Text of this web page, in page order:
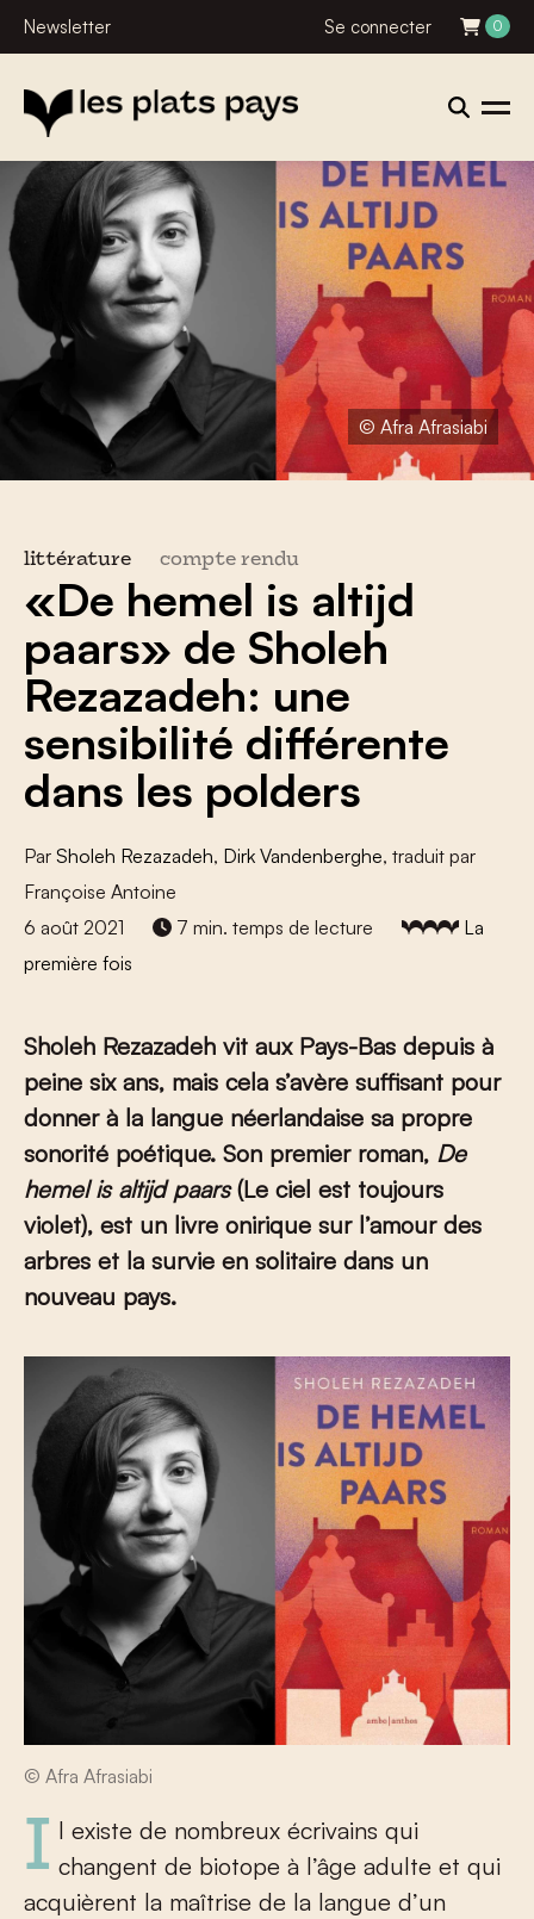
Newsletter Se connecter 0
© Afra Afrasiabi
littérature compte rendu
«De hemel is altijd
paars» de Sholeh
Rezazadeh: une
sensibilité différente
dans les polders
Par Sholeh Rezazadeh, Dirk Vandenberghe, traduit par
Françoise Antoine
6 août 2021
7 min. temps de lecture
La
première fois
Sholeh Rezazadeh vit aux Pays-Bas depuis à
peine six ans, mais cela s’avère suffisant pour
donner à la langue néerlandaise sa propre
sonorité poétique. Son premier roman, De
hemel is altijd paars(Le ciel est toujours
violet), est un livre onirique sur l’amour des
arbres et la survie en solitaire dans un
nouveau pays.
© Afra Afrasiabi
Il existe de nombreux écrivains qui changent de biotope à l’âge adulte et qui
acquièrent la maîtrise de la langue d’un